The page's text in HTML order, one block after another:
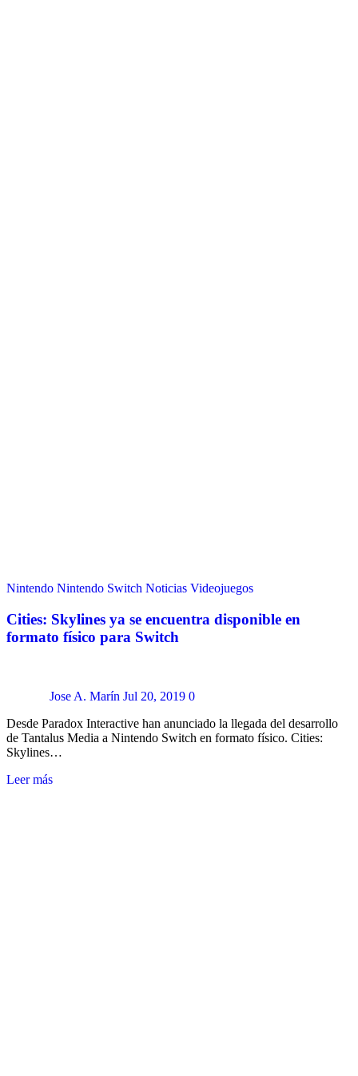
Nintendo Nintendo Switch Noticias Videojuegos
Cities: Skylines ya se encuentra disponible en
formato físico para Switch
Jose A. Marín Jul 20, 2019 0
Desde Paradox Interactive han anunciado la llegada del desarrollo
de Tantalus Media a Nintendo Switch en formato físico. Cities:
Skylines…
Leer más